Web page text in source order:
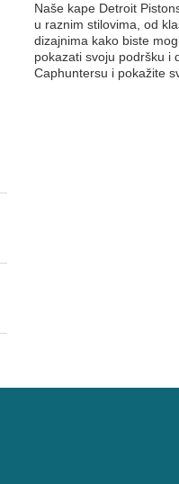
Naše kape Detroit
u raznim stilovima, od
dizajnima kako biste
pokazati svoju podršku i
Caphuntersu i pokažite